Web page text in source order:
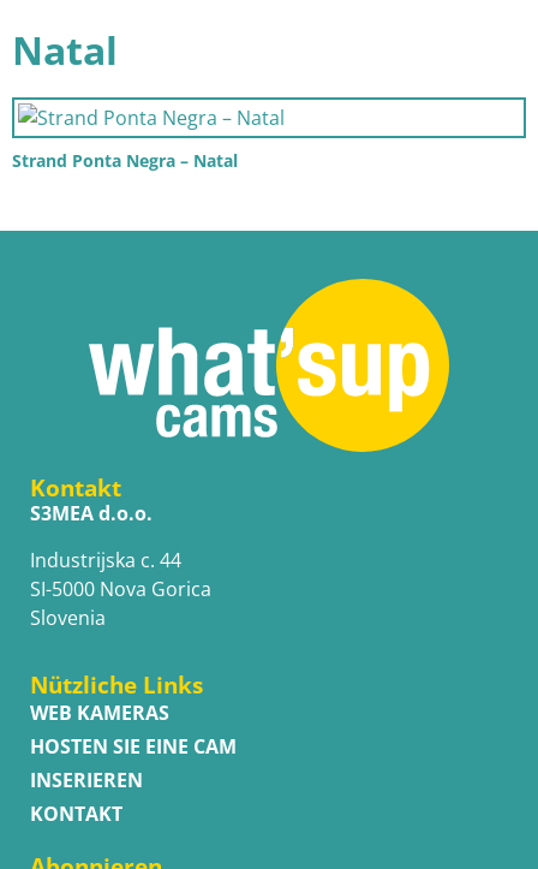
Natal
Strand Ponta Negra – Natal
Kontakt
S3MEA d.o.o.
Industrijska c. 44
SI-5000 Nova Gorica
Slovenia
Nützliche Links
WEB KAMERAS
HOSTEN SIE EINE CAM
INSERIEREN
KONTAKT